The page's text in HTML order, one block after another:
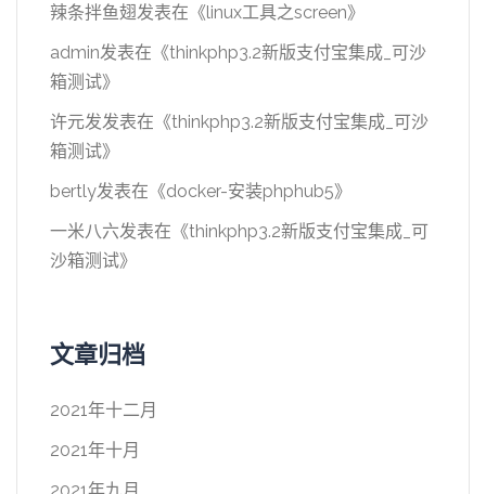
辣条拌鱼翅发表在《linux工具之screen》
admin发表在《thinkphp3.2新版支付宝集成_可沙
箱测试》
许元发发表在《thinkphp3.2新版支付宝集成_可沙
箱测试》
bertly发表在《docker-安装phphub5》
一米八六发表在《thinkphp3.2新版支付宝集成_可
沙箱测试》
文章归档
2021年十二月
2021年十月